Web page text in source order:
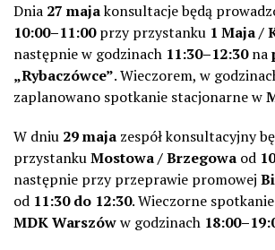
Dnia 27 majakonsultacje będą
10:00–11:00przy przystanku 1 Maja /
następnie w godzinach 11:30–12:30na
„Rybaczówce”. Wieczorem, w
zaplanowano spotkanie stacjonarne w
W dniu 29 maja zespół konsultacyjny
przystankuMostowa / Brzegowa od
następnie przy przeprawie promowej
od 11:30 do 12:30. Wieczorne
MDK Warszóww godzinach